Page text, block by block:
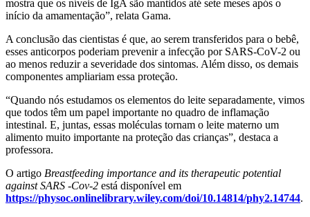
mostra que os níveis de IgA são mantidos até sete meses após o
início da amamentação”, relata Gama.
A conclusão das cientistas é que, ao serem transferidos para o bebê,
esses anticorpos poderiam prevenir a infecção por SARS-CoV-2 ou
ao menos reduzir a severidade dos sintomas. Além disso, os demais
componentes ampliariam essa proteção.
“Quando nós estudamos os elementos do leite separadamente, vimos
que todos têm um papel importante no quadro de inflamação
intestinal. E, juntas, essas moléculas tornam o leite materno um
alimento muito importante na proteção das crianças”, destaca a
professora.
O artigo Breastfeeding importance and its therapeutic potential
against SARS -Cov-2 está disponível em
https://physoc.onlinelibrary.wiley.com/doi/10.14814/phy2.14744.